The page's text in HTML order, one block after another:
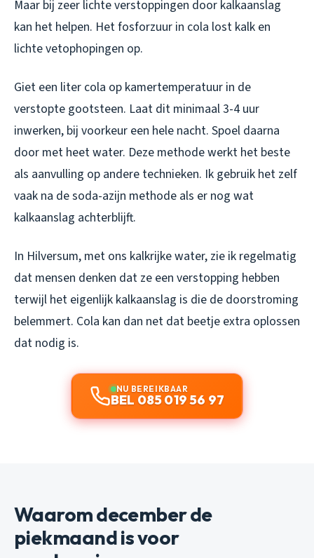
Maar bij zeer lichte verstoppingen door kalkaanslag
kan het helpen. Het fosforzuur in cola lost kalk en
lichte vetophopingen op.
Giet een liter cola op kamertemperatuur in de
verstopte gootsteen. Laat dit minimaal 3-4 uur
inwerken, bij voorkeur een hele nacht. Spoel daarna
door met heet water. Deze methode werkt het beste
als aanvulling op andere technieken. Ik gebruik het zelf
vaak na de soda-azijn methode als er nog wat
kalkaanslag achterblijft.
In Hilversum, met ons kalkrijke water, zie ik regelmatig
dat mensen denken dat ze een verstopping hebben
terwijl het eigenlijk kalkaanslag is die de doorstroming
belemmert. Cola kan dan net dat beetje extra oplossen
dat nodig is.
NU BEREIKBAAR
BEL 085 019 56 97
Waarom december de
piekmaand is voor